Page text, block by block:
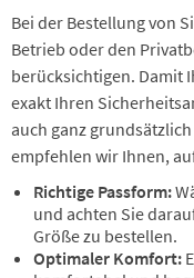
Bei der Bestellung von
Betrieb oder den
berücksichtigen. Damit
exakt Ihren
auch ganz
empfehlen wir Ihnen,
Richtige Passform:
und achten Sie
Größe zu bestellen.
Optimaler Komfort: